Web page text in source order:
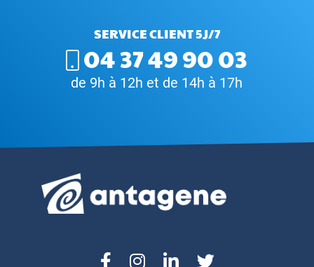
SERVICE CLIENT 5J/7
04 37 49 90 03
de 9h à 12h et de 14h à 17h